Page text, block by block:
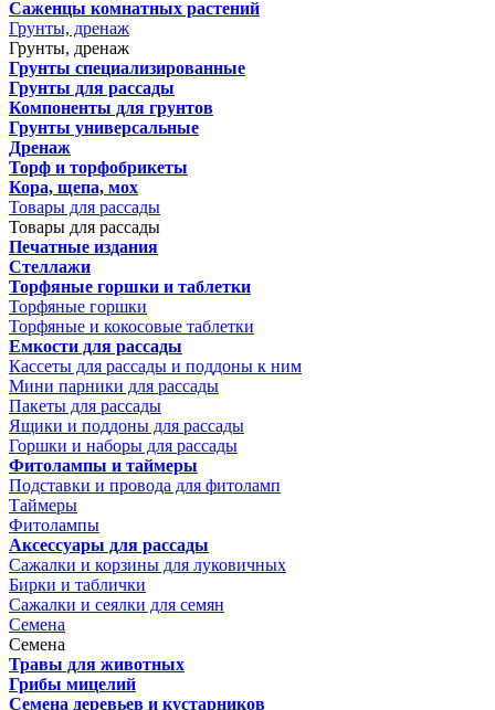
Саженцы комнатных растений
Грунты, дренаж
Грунты, дренаж
Грунты специализированные
Грунты для рассады
Компоненты для грунтов
Грунты универсальные
Дренаж
Торф и торфобрикеты
Кора, щепа, мох
Товары для рассады
Товары для рассады
Печатные издания
Стеллажи
Торфяные горшки и таблетки
Торфяные горшки
Торфяные и кокосовые таблетки
Емкости для рассады
Кассеты для рассады и поддоны к ним
Мини парники для рассады
Пакеты для рассады
Ящики и поддоны для рассады
Горшки и наборы для рассады
Фитолампы и таймеры
Подставки и провода для фитоламп
Таймеры
Фитолампы
Аксессуары для рассады
Сажалки и корзины для луковичных
Бирки и таблички
Сажалки и сеялки для семян
Семена
Семена
Травы для животных
Грибы мицелий
Семена деревьев и кустарников